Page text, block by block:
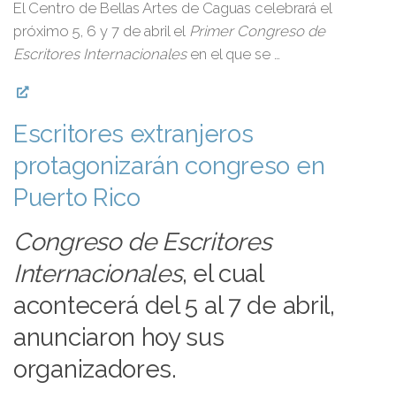
El Centro de Bellas Artes de Caguas celebrará el
próximo 5, 6 y 7 de abril el Primer Congreso de
Escritores Internacionalesen el que se …
Escritores extranjeros
protagonizarán congreso en
Puerto Rico
Congreso de Escritores
Internacionales, el cual
acontecerá del 5 al 7 de abril,
anunciaron hoy sus
organizadores.